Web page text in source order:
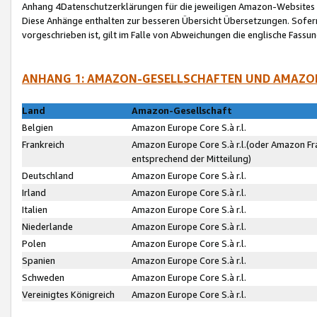
Anhang 4Datenschutzerklärungen für die jeweiligen Amazon-Websites
Diese Anhänge enthalten zur besseren Übersicht Übersetzungen.
vorgeschrieben ist, gilt im Falle von Abweichungen die englische
ANHANG 1: AMAZON-GESELLSCHAFTEN UND
Land
Amazon-Gesellschaft
Belgien
Amazon Europe Core S.à r.l.
Frankreich
Amazon Europe Core S.à r.l.(oder Amazon
entsprechend der Mitteilung)
Deutschland
Amazon Europe Core S.à r.l.
Irland
Amazon Europe Core S.à r.l.
Italien
Amazon Europe Core S.à r.l.
Niederlande
Amazon Europe Core S.à r.l.
Polen
Amazon Europe Core S.à r.l.
Spanien
Amazon Europe Core S.à r.l.
Schweden
Amazon Europe Core S.à r.l.
Vereinigtes Königreich
Amazon Europe Core S.à r.l.